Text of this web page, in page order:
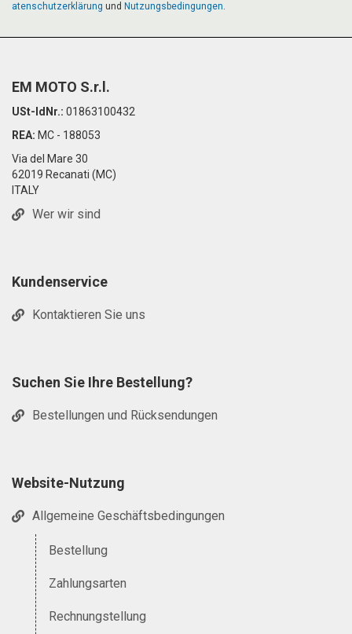
atenschutzerklärung und Nutzungsbedingungen.
EM MOTO S.r.l.
USt-IdNr.: 01863100432
REA: MC - 188053
Via del Mare 30
62019 Recanati (MC)
ITALY
Wer wir sind
Kundenservice
Kontaktieren Sie uns
Suchen Sie Ihre Bestellung?
Bestellungen und Rücksendungen
Website-Nutzung
Allgemeine Geschäftsbedingungen
Bestellung
Zahlungsarten
Rechnungstellung